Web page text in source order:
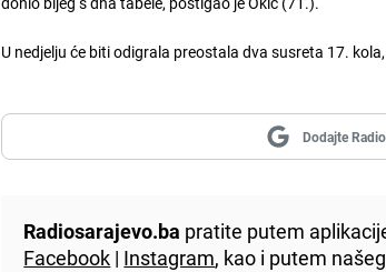
U nedjelju će biti odigrala preostala dva susreta 17.
Dodajte
Radiosarajevo.ba pratite putem
Facebook | Instagram, kao i putem